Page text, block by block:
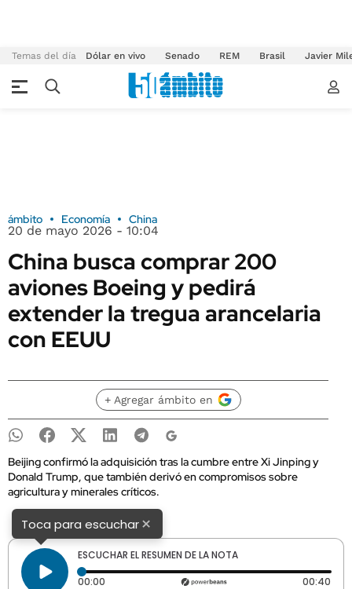
Temas del día Dólar en vivo Senado REM Brasil Javier
ámbito Economía China
20 de mayo 2026 - 10:04
China busca comprar 200
aviones Boeing y pedirá
extender la tregua arancelaria
con EEUU
+ Agregar ámbito en
Beijing confirmó la adquisición tras la cumbre entre Xi Jinping y
Donald Trump, que también derivó en compromisos sobre
agricultura y minerales críticos.
Toca para escuchar×
ESCUCHAR EL RESUMEN DE LA NOTA
00:00 Tiempo transcurrido: 0 segundos 00:40